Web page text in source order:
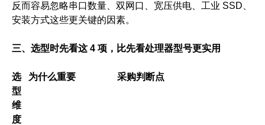
反而容易忽略串口数量、双网口、宽压供电、工业 SSD、
安装方式这些更关键的因素。
三、选型时先看这 4 项，比先看处理器型号更实用
选
型
维
度
为什么重要 采购判断点